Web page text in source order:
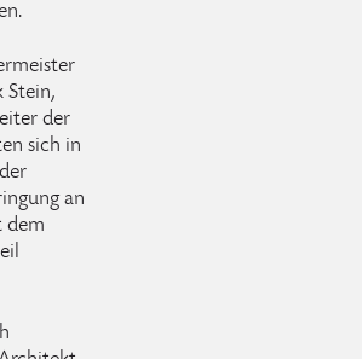
Stein,
der
sich in
an
dem